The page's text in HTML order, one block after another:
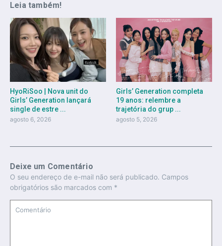
Leia também!
HyoRiSoo | Nova unit do
Girls’ Generation lançará
single de estre ...
agosto 6, 2026
Girls’ Generation completa
19 anos: relembre a
trajetória do grup ...
agosto 5, 2026
Deixe um Comentário
O seu endereço de e-mail não será publicado. Campos
obrigatórios são marcados com *